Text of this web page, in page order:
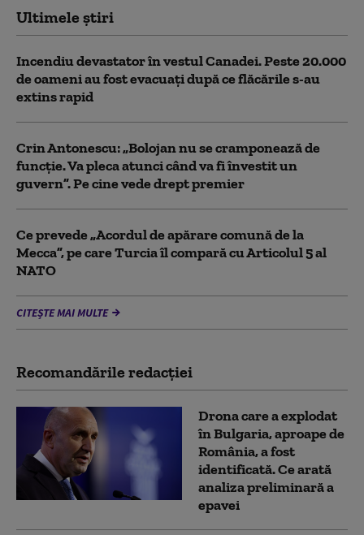
Ultimele știri
Incendiu devastator în vestul Canadei. Peste 20.000
de oameni au fost evacuați după ce flăcările s-au
extins rapid
Crin Antonescu: „Bolojan nu se cramponează de
funcție. Va pleca atunci când va fi învestit un
guvern”. Pe cine vede drept premier
Ce prevede „Acordul de apărare comună de la
Mecca”, pe care Turcia îl compară cu Articolul 5 al
NATO
CITEȘTE MAI MULTE
Recomandările redacţiei
Drona care a explodat
în Bulgaria, aproape de
România, a fost
identificată. Ce arată
analiza preliminară a
epavei